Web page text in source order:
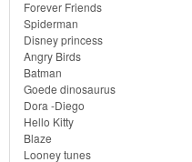
Planes
Sofia
het
prinsesje
Barbie
Forever Friends
Spiderman
Disney princess
Angry Birds
Batman
Goede dinosaurus
Dora -Diego
Hello Kitty
Blaze
Looney tunes